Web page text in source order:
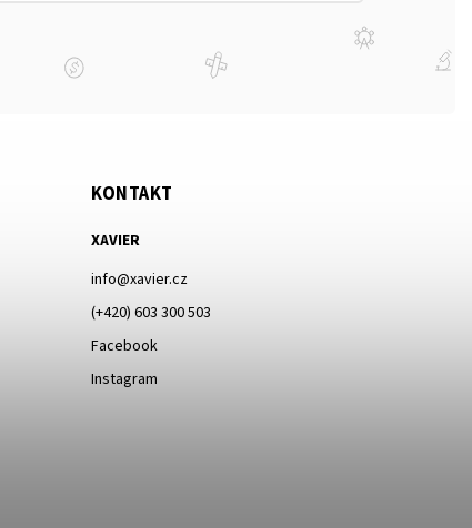
KONTAKT
XAVIER
info@xavier.cz
(+420) 603 300 503
Facebook
Instagram